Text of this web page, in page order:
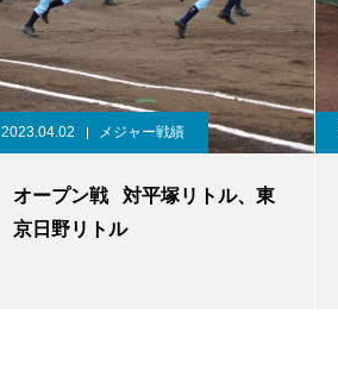
2023.04.02 メジャー戦績
オープン戦 対平塚リトル、東
京日野リトル